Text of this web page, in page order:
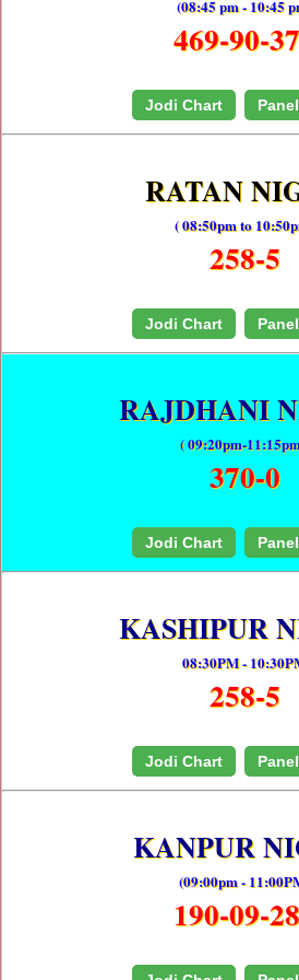
(08:45 pm - 10:45
469-90-
Jodi Chart
RATAN
( 08:50pm to
258-5
Jodi Chart
RAJDHANI
( 09:20pm-
370-0
Jodi Chart
KASHIPUR
08:30PM -
258-5
Jodi Chart
KANPUR
(09:00pm -
190-09-